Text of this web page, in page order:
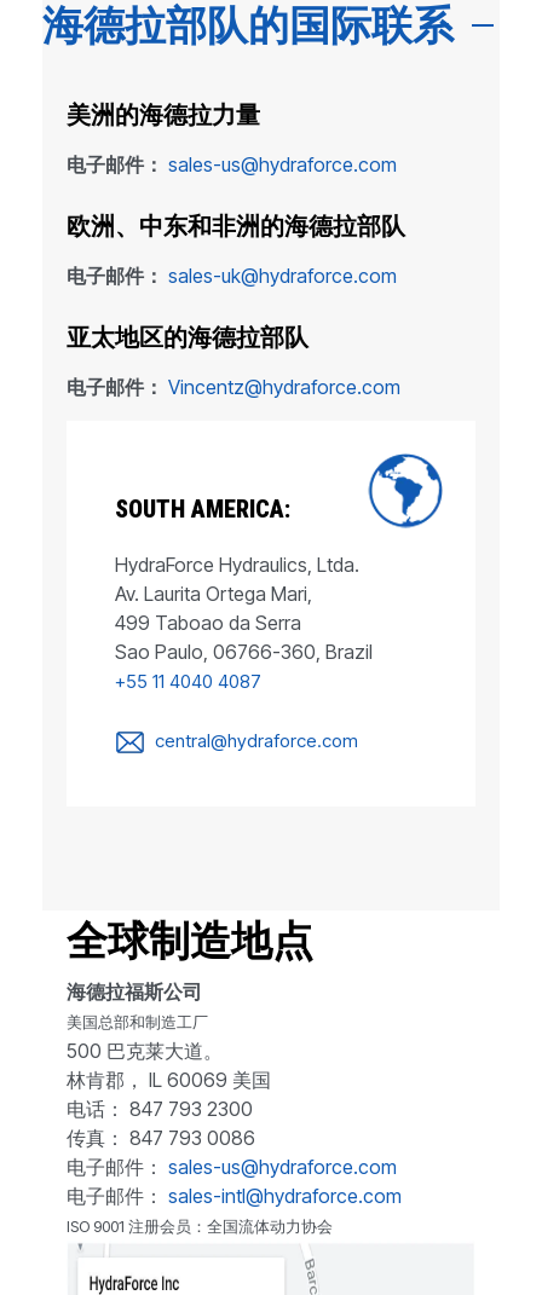
海德拉部队的国际联系
美洲的海德拉力量
电子邮件： sales-us@hydraforce.com
欧洲、中东和非洲的海德拉部队
电子邮件： sales-uk@hydraforce.com
亚太地区的海德拉部队
电子邮件： Vincentz@hydraforce.com
SOUTH AMERICA:
HydraForce Hydraulics, Ltda.
Av. Laurita Ortega Mari,
499 Taboao da Serra
Sao Paulo, 06766-360, Brazil
+55 11 4040 4087
central@hydraforce.com
全球制造地点
海德拉福斯公司
美国总部和制造工厂
500 巴克莱大道。
林肯郡， IL 60069 美国
电话： 847 793 2300
传真： 847 793 0086
电子邮件： sales-us@hydraforce.com
电子邮件： sales-intl@hydraforce.com
ISO 9001 注册会员：全国流体动力协会